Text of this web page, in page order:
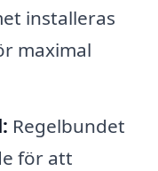
installeras
maximal
Regelbundet
för att